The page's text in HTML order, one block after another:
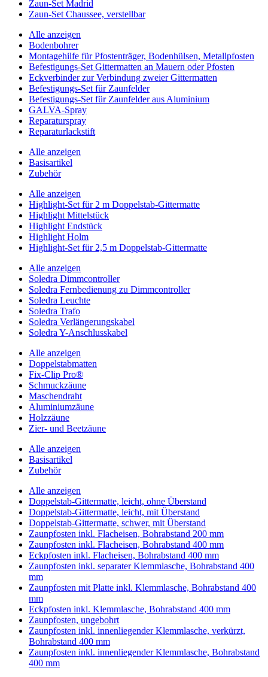
Zaun-Set Madrid
Zaun-Set Chaussee, verstellbar
Alle anzeigen
Bodenbohrer
Montagehilfe für Pfostenträger, Bodenhülsen, Metallpfosten
Befestigungs-Set Gittermatten an Mauern oder Pfosten
Eckverbinder zur Verbindung zweier Gittermatten
Befestigungs-Set für Zaunfelder
Befestigungs-Set für Zaunfelder aus Aluminium
GALVA-Spray
Reparaturspray
Reparaturlackstift
Alle anzeigen
Basisartikel
Zubehör
Alle anzeigen
Highlight-Set für 2 m Doppelstab-Gittermatte
Highlight Mittelstück
Highlight Endstück
Highlight Holm
Highlight-Set für 2,5 m Doppelstab-Gittermatte
Alle anzeigen
Soledra Dimmcontroller
Soledra Fernbedienung zu Dimmcontroller
Soledra Leuchte
Soledra Trafo
Soledra Verlängerungskabel
Soledra Y-Anschlusskabel
Alle anzeigen
Doppelstabmatten
Fix-Clip Pro®
Schmuckzäune
Maschendraht
Aluminiumzäune
Holzzäune
Zier- und Beetzäune
Alle anzeigen
Basisartikel
Zubehör
Alle anzeigen
Doppelstab-Gittermatte, leicht, ohne Überstand
Doppelstab-Gittermatte, leicht, mit Überstand
Doppelstab-Gittermatte, schwer, mit Überstand
Zaunpfosten inkl. Flacheisen, Bohrabstand 200 mm
Zaunpfosten inkl. Flacheisen, Bohrabstand 400 mm
Eckpfosten inkl. Flacheisen, Bohrabstand 400 mm
Zaunpfosten inkl. separater Klemmlasche, Bohrabstand 400
mm
Zaunpfosten mit Platte inkl. Klemmlasche, Bohrabstand 400
mm
Eckpfosten inkl. Klemmlasche, Bohrabstand 400 mm
Zaunpfosten, ungebohrt
Zaunpfosten inkl. innenliegender Klemmlasche, verkürzt,
Bohrabstand 400 mm
Zaunpfosten inkl. innenliegender Klemmlasche, Bohrabstand
400 mm